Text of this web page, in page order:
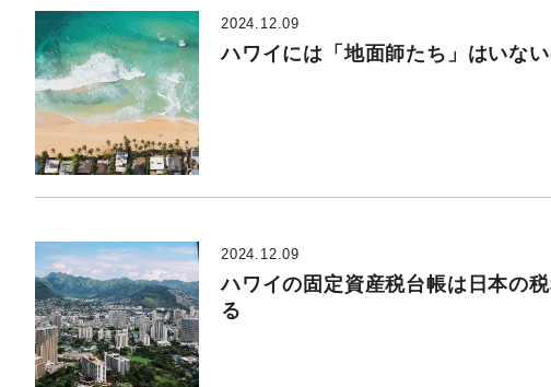
2024.12.09
ハワイには「地面師たち」はいない
2024.12.09
ハワイの固定資産税台帳は日本の
る